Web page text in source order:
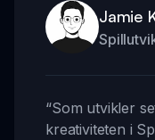
Jamie
“Som utvikler
kreativiteten i